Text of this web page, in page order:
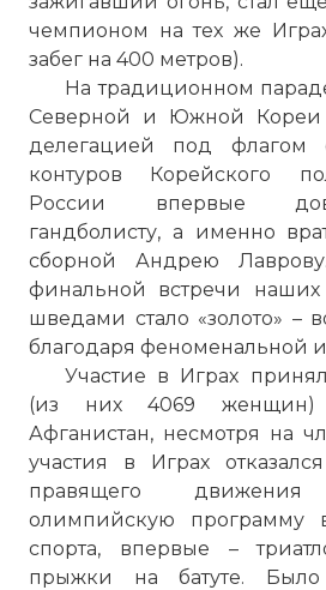
чемпионом на тех же
забег на 400 метров).
На традиционном
Северной и Южной
делегацией под флагом
контуров Корейского
России впервые
гандболисту, а именно
сборной Андрею
финальной встречи наших
шведами стало «золото» –
благодаря феноменальной
Участие в Играх
(из них 4069 женщин)
Афганистан, несмотря на
участия в Играх
правящего
олимпийскую программу
спорта, впервые –
прыжки на батуте.